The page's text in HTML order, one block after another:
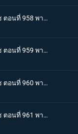
One piece วันพีช ตอนที่ 958 พากย์ไทย ตำนานการต่อสู้! การ์ปและโรเจอร์
One piece วันพีช ตอนที่ 959 พากย์ไทย ท่าเรือที่นัดพบ! วะโนะคุนิองก์ 3 เริ่มแล้ว!
One piece วันพีช ตอนที่ 960 พากย์ไทย ซามูไรอันดับหนึ่งของวะโนะคุนิ! โคสึกิ โอเด้ง มาแล้ว
One piece วันพีช ตอนที่ 961 พากย์ไทย สาบานเป็นศิษย์ทั้งน้ำตา โอเด้งกับคินเอม่อน